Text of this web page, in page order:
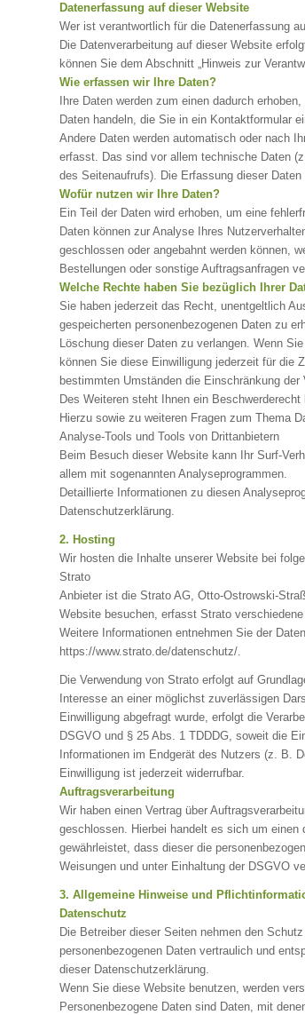
Datenerfassung auf dieser Website
Wer ist verantwortlich für die Datenerfassung
Die Datenverarbeitung auf dieser Website
können Sie dem Abschnitt „Hinweis zur
Wie erfassen wir Ihre Daten?
Ihre Daten werden zum einen dadurch
Daten handeln, die Sie in ein Kontaktformular
Andere Daten werden automatisch oder nach
erfasst. Das sind vor allem technische Daten
des Seitenaufrufs). Die Erfassung dieser
Wofür nutzen wir Ihre Daten?
Ein Teil der Daten wird erhoben, um eine
Daten können zur Analyse Ihres
geschlossen oder angebahnt werden können,
Bestellungen oder sonstige Auftragsanfragen
Welche Rechte haben Sie bezüglich Ihrer
Sie haben jederzeit das Recht, unentgeltlich
gespeicherten personenbezogenen Daten zu
Löschung dieser Daten zu verlangen. Wenn
können Sie diese Einwilligung jederzeit für die
bestimmten Umständen die Einschränkung
Des Weiteren steht Ihnen ein
Hierzu sowie zu weiteren Fragen zum Thema
Analyse-Tools und Tools von Drittanbietern
Beim Besuch dieser Website kann Ihr Surf-
allem mit sogenannten Analyseprogrammen.
Detaillierte Informationen zu diesen
Datenschutzerklärung.
2. Hosting
Wir hosten die Inhalte unserer Website bei
Strato
Anbieter ist die Strato AG, Otto-Ostrowski-
Website besuchen, erfasst Strato
Weitere Informationen entnehmen Sie der
https://www.strato.de/datenschutz/.
Die Verwendung von Strato erfolgt auf
Interesse an einer möglichst zuverlässigen
Einwilligung abgefragt wurde, erfolgt die
DSGVO und § 25 Abs. 1 TDDDG, soweit die
Informationen im Endgerät des Nutzers (z. B.
Einwilligung ist jederzeit widerrufbar.
Auftragsverarbeitung
Wir haben einen Vertrag über
geschlossen. Hierbei handelt es sich um
gewährleistet, dass dieser die
Weisungen und unter Einhaltung der DSGVO
3. Allgemeine Hinweise und
Datenschutz
Die Betreiber dieser Seiten nehmen den
personenbezogenen Daten vertraulich und
dieser Datenschutzerklärung.
Wenn Sie diese Website benutzen, werden
Personenbezogene Daten sind Daten, mit